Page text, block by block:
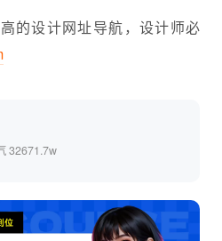
的设计网址导航，设计师必
32671.7w